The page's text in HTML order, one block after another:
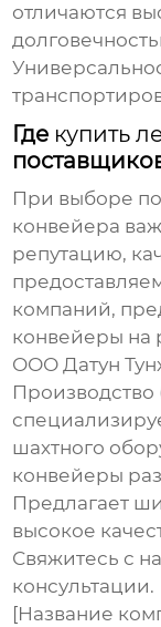
отличаются
Где купить
При выборе
конвейера
репутацию,
компаний,
конвейеры на
ООО Датун
шахтного
конвейеры
Предлагает
высокое
Свяжитесь с
консультации.
[Название